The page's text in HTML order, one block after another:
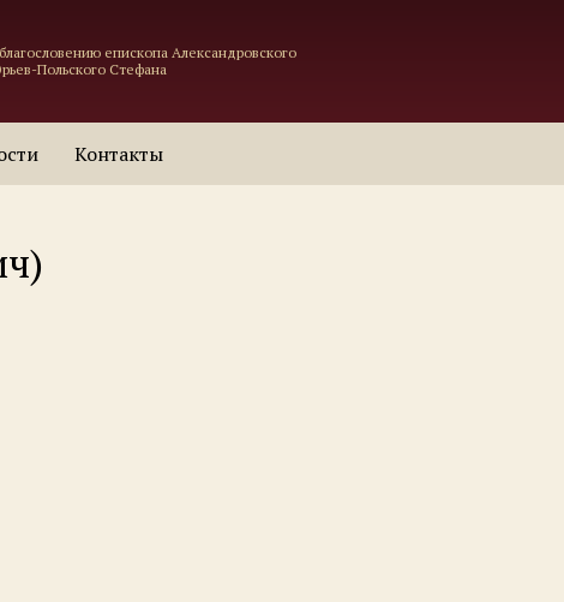
епископа Александровского
Польского Стефана
Контакты